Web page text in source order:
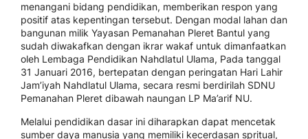
menangani bidang pendidikan, memberikan respon yang
positif atas kepentingan tersebut. Dengan modal lahan dan
bangunan milik Yayasan Pemanahan Pleret Bantul yang
sudah diwakafkan dengan ikrar wakaf untuk dimanfaatkan
oleh Lembaga Pendidikan Nahdlatul Ulama, Pada tanggal
31 Januari 2016, bertepatan dengan peringatan Hari Lahir
Jam’iyah Nahdlatul Ulama, secara resmi berdirilah SDNU
Pemanahan Pleret dibawah naungan LP Ma’arif NU.
Melalui pendidikan dasar ini diharapkan dapat mencetak
sumber daya manusia yang memiliki kecerdasan spritual,